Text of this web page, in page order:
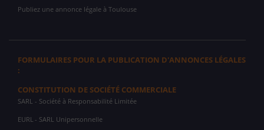
Publiez une annonce légale à Toulouse
FORMULAIRES POUR LA PUBLICATION D'ANNONCES LÉGALES
:
CONSTITUTION DE SOCIÉTÉ COMMERCIALE
SARL - Société à Responsabilité Limitée
EURL - SARL Unipersonnelle